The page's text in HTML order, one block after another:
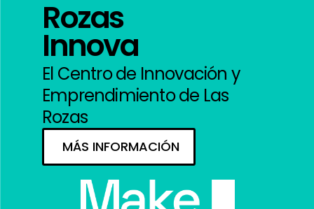
Rozas
Innova
El Centro de Innovación y
Emprendimiento de Las
Rozas
MÁS INFORMACIÓN